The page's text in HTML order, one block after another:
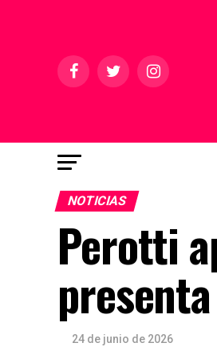
NOTICIAS
Perotti
24 de junio de 2026